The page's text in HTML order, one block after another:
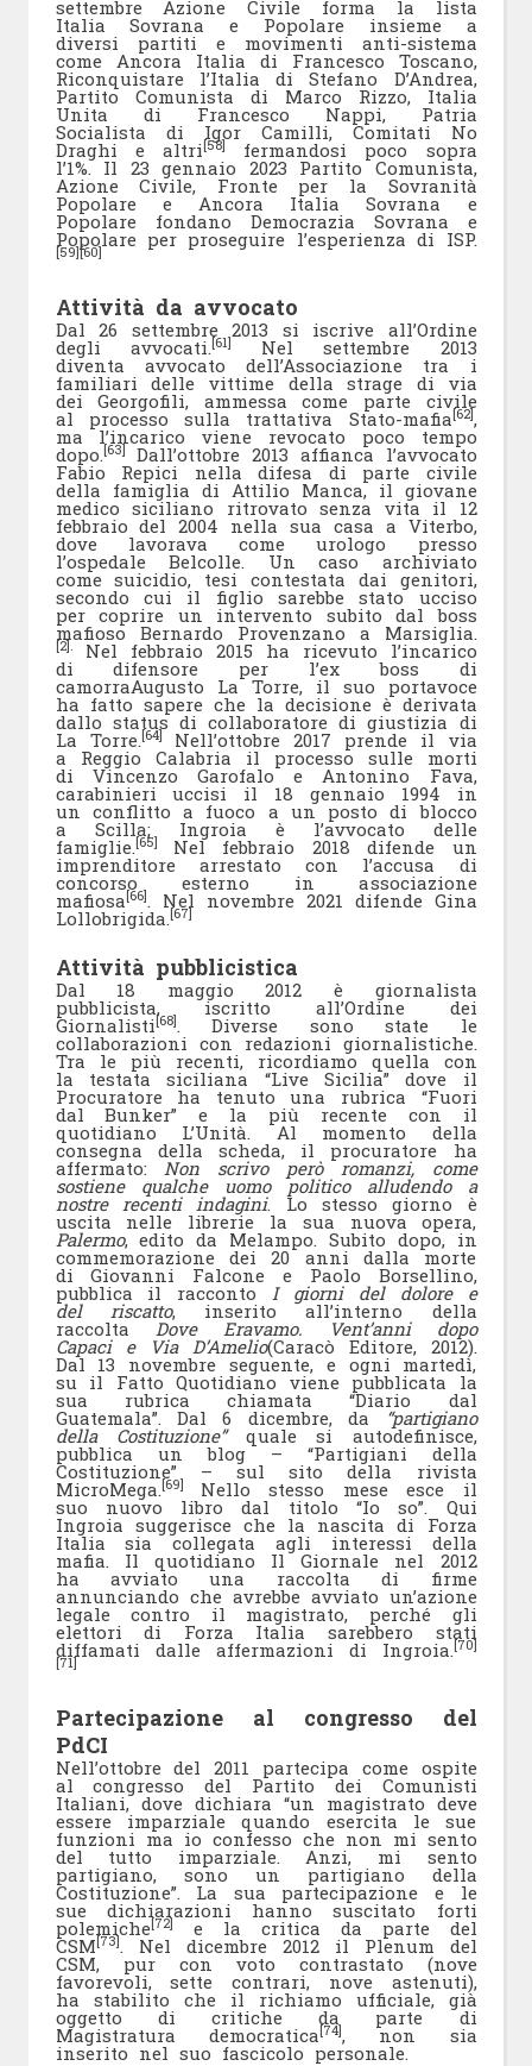
settembre Azione Civile forma la lista
Italia Sovrana e Popolare insieme a
diversi partiti e movimenti anti-sistema
come Ancora Italia di Francesco Toscano,
Riconquistare l’Italia di Stefano D’Andrea,
Partito Comunista di Marco Rizzo, Italia
Unita di Francesco Nappi, Patria
Socialista di Igor Camilli, Comitati No
Draghi e altri[58] fermandosi poco sopra
l’1%. Il 23 gennaio 2023 Partito Comunista,
Azione Civile, Fronte per la Sovranità
Popolare e Ancora Italia Sovrana e
Popolare fondano Democrazia Sovrana e
Popolare per proseguire l’esperienza di ISP.
[59][60]
Attività da avvocato
Dal 26 settembre 2013 si iscrive all’Ordine
degli avvocati. [61]Nel settembre 2013
diventa avvocato dell’Associazione tra i
familiari delle vittime della strage di via
dei Georgofili, ammessa come parte civile
al processo sulla trattativa Stato-mafia[62],
ma l’incarico viene revocato poco tempo
dopo. [63]Dall’ottobre 2013 affianca l’avvocato
Fabio Repici nella difesa di parte civile
della famiglia di Attilio Manca, il giovane
medico siciliano ritrovato senza vita il 12
febbraio del 2004 nella sua casa a Viterbo,
dove lavorava come urologo presso
l’ospedale Belcolle. Un caso archiviato
come suicidio, tesi contestata dai genitori,
secondo cui il figlio sarebbe stato ucciso
per coprire un intervento subito dal boss
mafioso Bernardo Provenzano a Marsiglia.
[2].Nel febbraio 2015 ha ricevuto l’incarico
di difensore per l’ex boss di
camorraAugusto La Torre, il suo portavoce
ha fatto sapere che la decisione è derivata
dallo status di collaboratore di giustizia di
La Torre. [64] Nell’ottobre 2017 prende il via
a Reggio Calabria il processo sulle morti
di Vincenzo Garofalo e Antonino Fava,
carabinieri uccisi il 18 gennaio 1994 in
un conflitto a fuoco a un posto di blocco
a Scilla; Ingroia è l’avvocato delle
famiglie. [65] Nel febbraio 2018 difende un
imprenditore arrestato con l’accusa di
concorso esterno in associazione
mafiosa[66] . Nel novembre 2021 difende Gina
Lollobrigida. [67]
Attività pubblicistica
Dal 18 maggio 2012 è giornalista
pubblicista, iscritto all’Ordine dei
Giornalisti[68]. Diverse sono state le
collaborazioni con redazioni giornalistiche.
Tra le più recenti, ricordiamo quella con
la testata siciliana “Live Sicilia” dove il
Procuratore ha tenuto una rubrica “Fuori
dal Bunker” e la più recente con il
quotidiano L’Unità. Al momento della
consegna della scheda, il procuratore ha
affermato:Non scrivo però romanzi, come
sostiene qualche uomo politico alludendo a
nostre recenti indagini. Lo stesso giorno è
uscita nelle librerie la sua nuova opera,
Palermo, edito da Melampo. Subito dopo, in
commemorazione dei 20 anni dalla morte
di Giovanni Falcone e Paolo Borsellino,
pubblica il raccontoI giorni del dolore e
del riscatto, inserito all’interno della
raccolta Dove Eravamo. Vent’anni dopo
Capaci e Via D’Amelio(Caracò Editore, 2012).
Dal 13 novembre seguente, e ogni martedì,
su il Fatto Quotidiano viene pubblicata la
sua rubrica chiamata “Diario dal
Guatemala”. Dal 6 dicembre, da “partigiano
della Costituzione”quale si autodefinisce,
pubblica un blog – “Partigiani della
Costituzione” – sul sito della rivista
MicroMega.[69] Nello stesso mese esce il
suo nuovo libro dal titolo “Io so”. Qui
Ingroia suggerisce che la nascita di Forza
Italia sia collegata agli interessi della
mafia. Il quotidiano Il Giornale nel 2012
ha avviato una raccolta di firme
annunciando che avrebbe avviato un’azione
legale contro il magistrato, perché gli
elettori di Forza Italia sarebbero stati
diffamati dalle affermazioni di Ingroia.[70]
[71]
Partecipazione al congresso del
PdCI
Nell’ottobre del 2011 partecipa come ospite
al congresso del Partito dei Comunisti
Italiani, dove dichiara “un magistrato deve
essere imparziale quando esercita le sue
funzioni ma io confesso che non mi sento
del tutto imparziale. Anzi, mi sento
partigiano, sono un partigiano della
Costituzione”. La sua partecipazione e le
sue dichiarazioni hanno suscitato forti
polemiche[72] e la critica da parte del
CSM[73] . Nel dicembre 2012 il Plenum del
CSM, pur con voto contrastato (nove
favorevoli, sette contrari, nove astenuti),
ha stabilito che il richiamo ufficiale, già
oggetto di critiche da parte di
Magistratura democratica[74], non sia
inserito nel suo fascicolo personale.